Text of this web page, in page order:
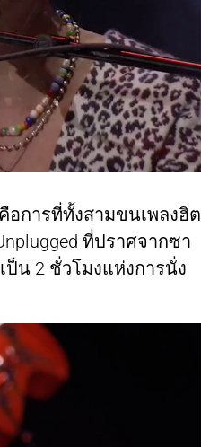
อการที่ทั้งสามขนเพลงฮิต
ที่ปราศจากซา
ป็น 2 ชั่วโมงแห่งการนั่ง